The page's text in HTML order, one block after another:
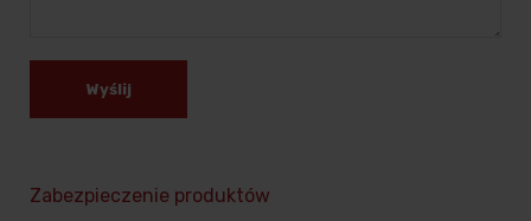
Wyślij
Zabezpieczenie produktów